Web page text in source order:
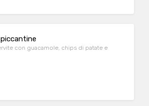
con guacamole, chips di patate e